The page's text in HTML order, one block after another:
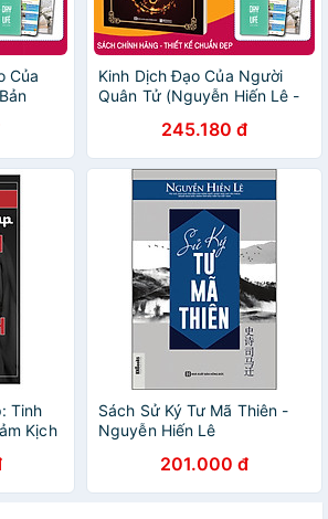
Của
Kinh Dịch Đạo Của Người
Quân Tử (Nguyễn Hiến Lê -
Kho Audio Books)
245.180 đ
Tinh
Kịch
Sách Sử Ký Tư Mã Thiên -
Nguyễn Hiến Lê
201.000 đ